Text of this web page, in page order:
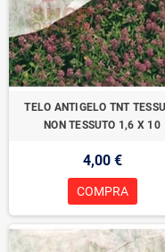
TELO ANTIGELO TNT
NON TESSUTO 1,6 X 10
4,00 €
COMPRA